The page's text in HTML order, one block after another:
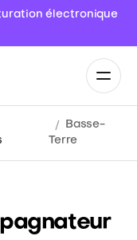
électronique
Basse-
Terre